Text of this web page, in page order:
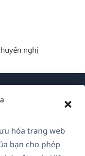
hóa trang web
bạn cho phép
nghị